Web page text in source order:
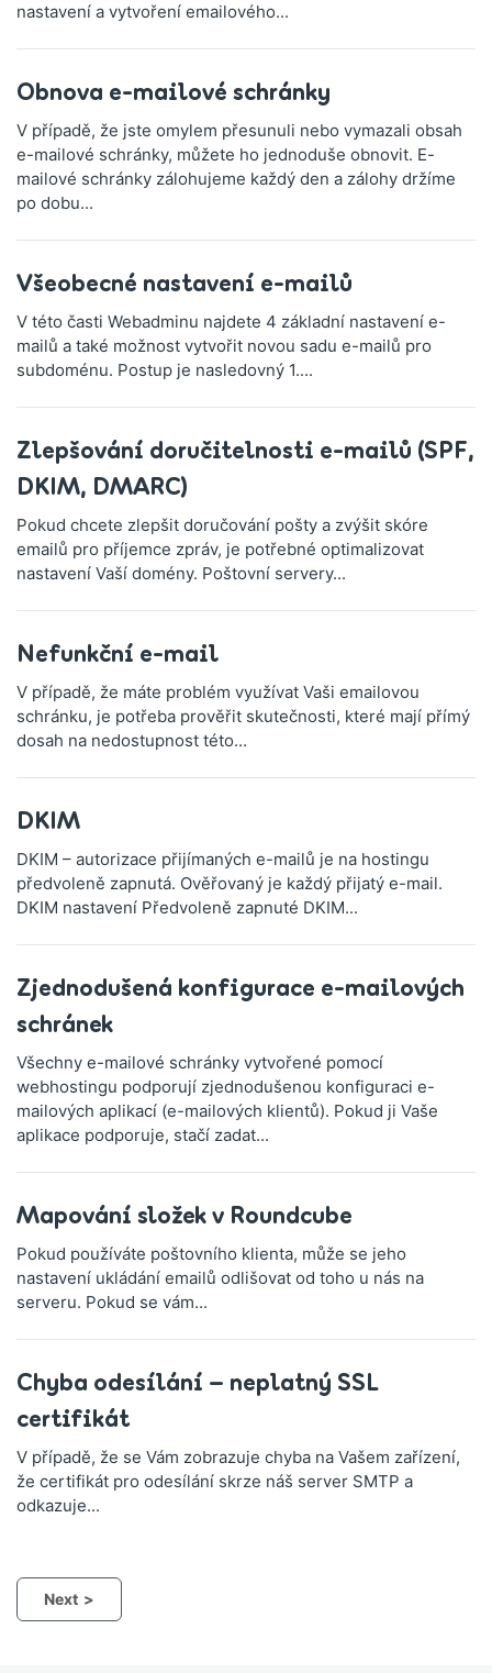
nastavení a vytvoření emailového...
Obnova e-mailové schránky
V případě, že jste omylem přesunuli nebo vymazali obsah
e-mailové schránky, můžete ho jednoduše obnovit. E-
mailové schránky zálohujeme každý den a zálohy držíme
po dobu...
Všeobecné nastavení e-mailů
V této časti Webadminu najdete 4 základní nastavení e-
mailů a také možnost vytvořit novou sadu e-mailů pro
subdoménu. Postup je nasledovný 1....
Zlepšování doručitelnosti e-mailů (SPF,
DKIM, DMARC)
Pokud chcete zlepšit doručování pošty a zvýšit skóre
emailů pro příjemce zpráv, je potřebné optimalizovat
nastavení Vaší domény. Poštovní servery...
Nefunkční e-mail
V případě, že máte problém využívat Vaši emailovou
schránku, je potřeba prověřit skutečnosti, které mají přímý
dosah na nedostupnost této...
DKIM
DKIM – autorizace přijímaných e-mailů je na hostingu
předvoleně zapnutá. Ověřovaný je každý přijatý e-mail.
DKIM nastavení Předvoleně zapnuté DKIM...
Zjednodušená konfigurace e-mailových
schránek
Všechny e-mailové schránky vytvořené pomocí
webhostingu podporují zjednodušenou konfiguraci e-
mailových aplikací (e-mailových klientů). Pokud ji Vaše
aplikace podporuje, stačí zadat...
Mapování složek v Roundcube
Pokud používáte poštovního klienta, může se jeho
nastavení ukládání emailů odlišovat od toho u nás na
serveru. Pokud se vám...
Chyba odesílání – neplatný SSL
certifikát
V případě, že se Vám zobrazuje chyba na Vašem zařízení,
že certifikát pro odesílání skrze náš server SMTP a
odkazuje...
Next